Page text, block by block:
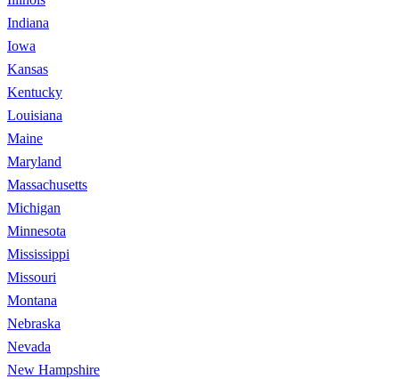
Indiana
Iowa
Kansas
Kentucky
Louisiana
Maine
Maryland
Massachusetts
Michigan
Minnesota
Mississippi
Missouri
Montana
Nebraska
Nevada
New Hampshire